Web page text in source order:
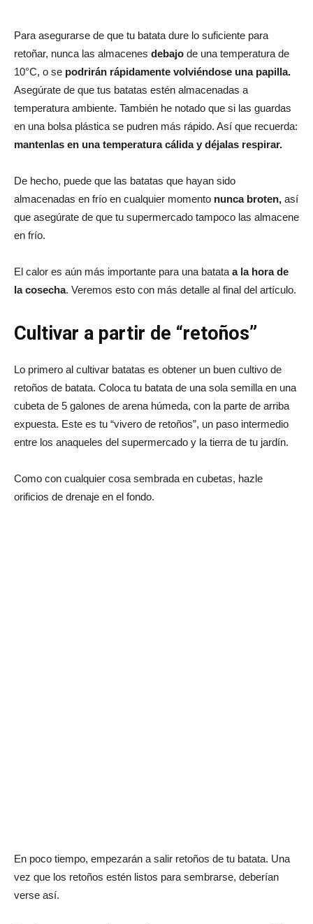
Para asegurarse de que tu batata dure lo suficiente para
retoñar, nunca las almacenes debajo de una temperatura de
10°C, o se podrirán rápidamente volviéndose una papilla.
Asegúrate de que tus batatas estén almacenadas a
temperatura ambiente. También he notado que si las guardas
en una bolsa plástica se pudren más rápido. Así que recuerda:
mantenlas en una temperatura cálida y déjalas respirar.
De hecho, puede que las batatas que hayan sido
almacenadas en frío en cualquier momento nunca broten, así
que asegúrate de que tu supermercado tampoco las almacene
en frío.
El calor es aún más importante para una batata a la hora de
la cosecha. Veremos esto con más detalle al final del artículo.
Cultivar a partir de “retoños”
Lo primero al cultivar batatas es obtener un buen cultivo de
retoños de batata. Coloca tu batata de una sola semilla en una
cubeta de 5 galones de arena húmeda, con la parte de arriba
expuesta. Este es tu “vivero de retoños”, un paso intermedio
entre los anaqueles del supermercado y la tierra de tu jardín.
Como con cualquier cosa sembrada en cubetas, hazle
orificios de drenaje en el fondo.
En poco tiempo, empezarán a salir retoños de tu batata. Una
vez que los retoños estén listos para sembrarse, deberían
verse así.